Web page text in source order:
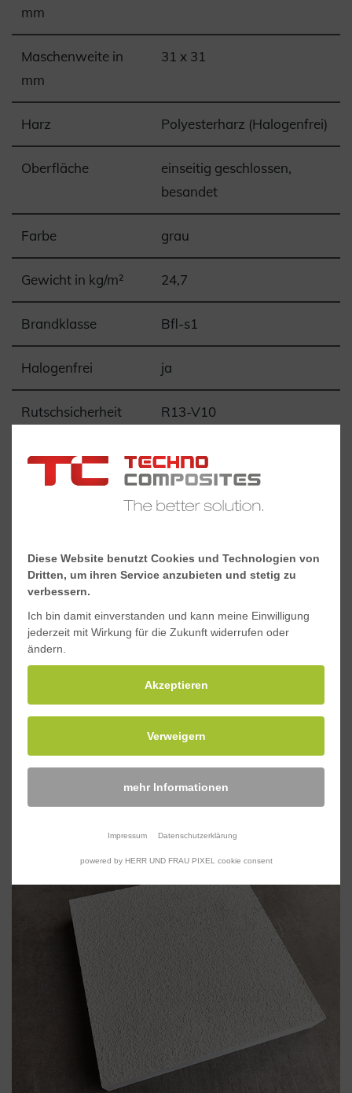
mm
Maschenweite in
mm
31 x 31
Harz Polyesterharz (Halogenfrei)
Oberfläche
einseitig geschlossen,
besandet
Farbe grau
Gewicht in kg/m² 24,7
Brandklasse Bfl-s1
Halogenfrei ja
Rutschsicherheit R13-V10
Downloads
H4ProductAccessories
Befestigungsbügel
Diese Website benutzt Cookies und Technologien von
Dritten, um ihren Service anzubieten und stetig zu
verbessern.
Ich bin damit einverstanden und kann meine Einwilligung
jederzeit mit Wirkung für die Zukunft widerrufen oder
ändern.
Akzeptieren
Verweigern
mehr Informationen
Impressum Datenschutzerklärung
powered by HERR UND FRAU PIXEL cookie consent